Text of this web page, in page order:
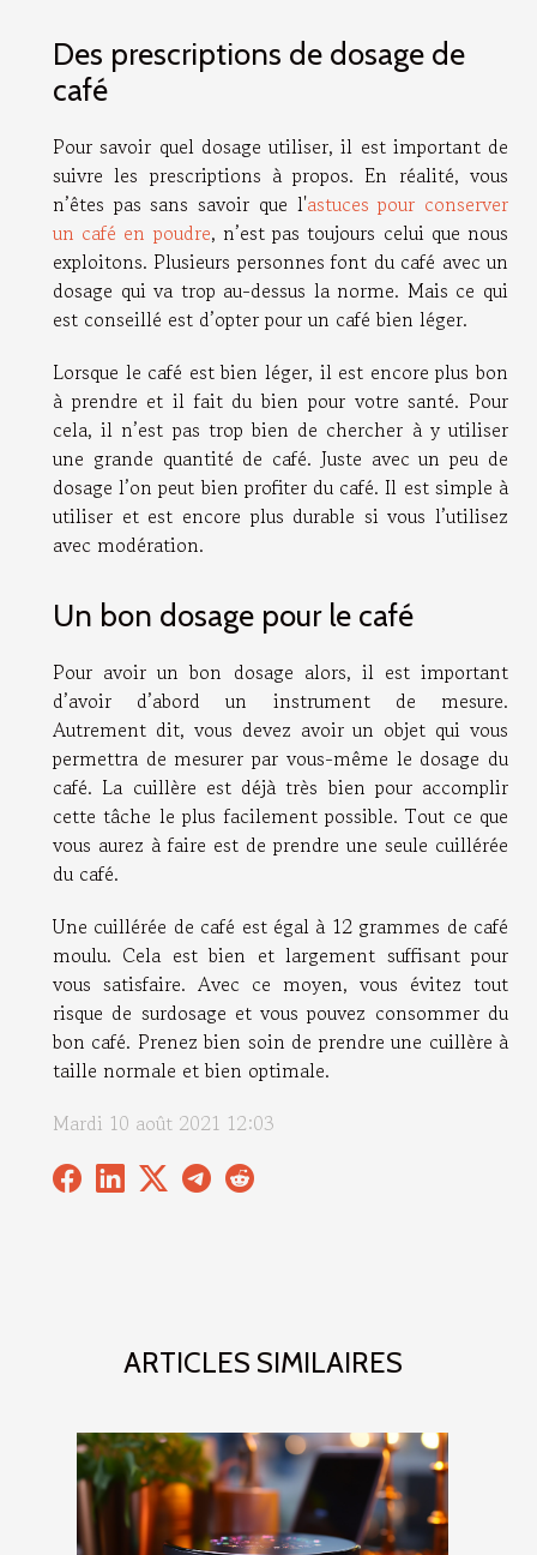
ARTICLES SIMILAIRES
Des prescriptions de dosage de
café
Pour savoir quel dosage utiliser, il est important de
suivre les prescriptions à propos. En réalité, vous
n’êtes pas sans savoir que l'astuces pour conserver
un café en poudre, n’est pas toujours celui que nous
exploitons. Plusieurs personnes font du café avec un
dosage qui va trop au-dessus la norme. Mais ce qui
est conseillé est d’opter pour un café bien léger.
Lorsque le café est bien léger, il est encore plus bon
à prendre et il fait du bien pour votre santé. Pour
cela, il n’est pas trop bien de chercher à y utiliser
une grande quantité de café. Juste avec un peu de
dosage l’on peut bien profiter du café. Il est simple à
utiliser et est encore plus durable si vous l’utilisez
avec modération.
Un bon dosage pour le café
Pour avoir un bon dosage alors, il est important
d’avoir d’abord un instrument de mesure.
Autrement dit, vous devez avoir un objet qui vous
permettra de mesurer par vous-même le dosage du
café. La cuillère est déjà très bien pour accomplir
cette tâche le plus facilement possible. Tout ce que
vous aurez à faire est de prendre une seule cuillérée
du café.
Une cuillérée de café est égal à 12 grammes de café
moulu. Cela est bien et largement suffisant pour
vous satisfaire. Avec ce moyen, vous évitez tout
risque de surdosage et vous pouvez consommer du
bon café. Prenez bien soin de prendre une cuillère à
taille normale et bien optimale.
Mardi 10 août 2021 12:03